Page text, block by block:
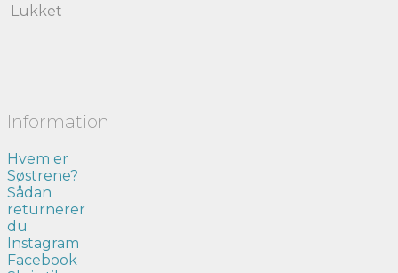
Lukket
Information
Hvem er
Søstrene?
Sådan
returnerer
du
Instagram
Facebook